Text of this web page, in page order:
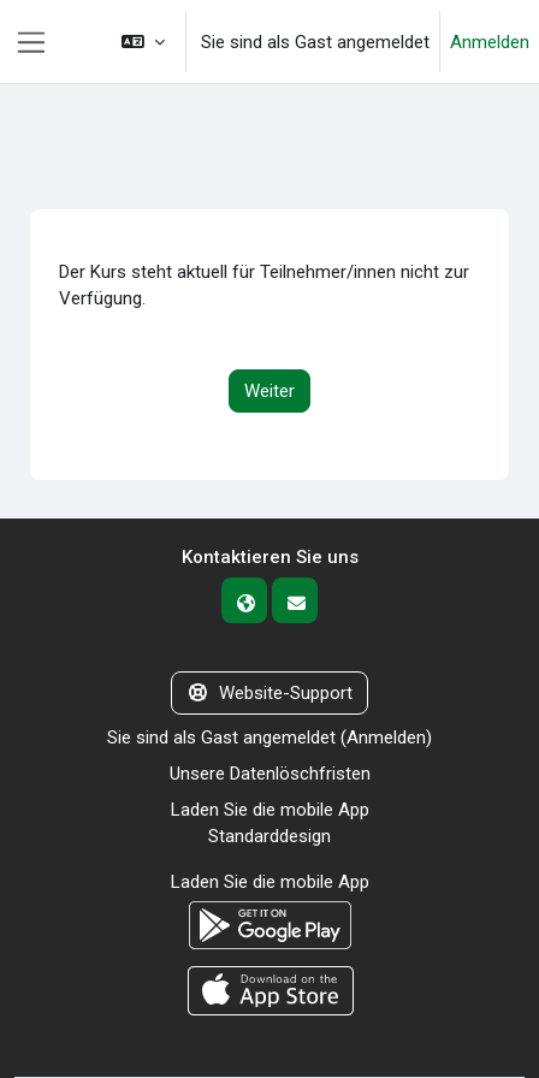
Website-Übersicht
Sie sind als Gast angemeldet Anmelden
Der Kurs steht aktuell für Teilnehmer/innen nicht zur
Verfügung.
Weiter
Kontaktieren Sie uns
Website-Support
Sie sind als Gast angemeldet (Anmelden)
Unsere Datenlöschfristen
Laden Sie die mobile App
Standarddesign
Laden Sie die mobile App